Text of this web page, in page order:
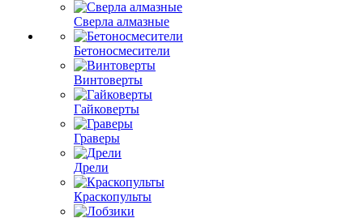
Сверла алмазные
Бетоносмесители
Винтоверты
Гайковерты
Граверы
Дрели
Краскопульты